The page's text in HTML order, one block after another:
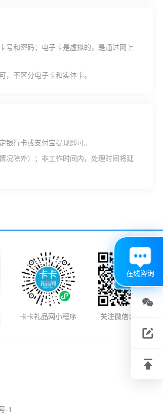
号和密码；电子卡是虚拟的，是通过网上
不区分电子卡和实体卡。
行卡或支付宝提现即可。
况除外）；非工作时间内，处理时间将延
卡卡礼品网小程序 关注微信公众号
-1

在线咨询

关注
微信

建议
反馈
